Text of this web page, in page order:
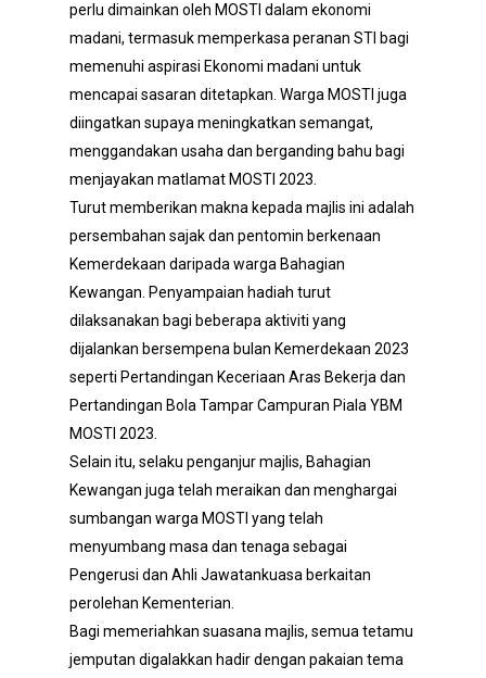
perlu dimainkan oleh MOSTI dalam ekonomi
madani, termasuk memperkasa peranan STI bagi
memenuhi aspirasi Ekonomi madani untuk
mencapai sasaran ditetapkan. Warga MOSTI juga
diingatkan supaya meningkatkan semangat,
menggandakan usaha dan berganding bahu bagi
menjayakan matlamat MOSTI 2023.
Turut memberikan makna kepada majlis ini adalah
persembahan sajak dan pentomin berkenaan
Kemerdekaan daripada warga Bahagian
Kewangan. Penyampaian hadiah turut
dilaksanakan bagi beberapa aktiviti yang
dijalankan bersempena bulan Kemerdekaan 2023
seperti Pertandingan Keceriaan Aras Bekerja dan
Pertandingan Bola Tampar Campuran Piala YBM
MOSTI 2023.
Selain itu, selaku penganjur majlis, Bahagian
Kewangan juga telah meraikan dan menghargai
sumbangan warga MOSTI yang telah
menyumbang masa dan tenaga sebagai
Pengerusi dan Ahli Jawatankuasa berkaitan
perolehan Kementerian.
Bagi memeriahkan suasana majlis, semua tetamu
jemputan digalakkan hadir dengan pakaian tema